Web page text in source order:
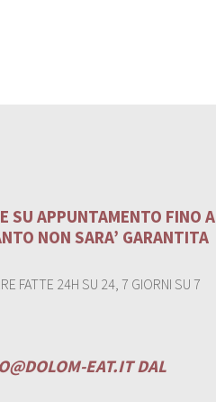
SU APPUNTAMENTO FINO A
NON SARA’ GARANTITA
FATTE 24H SU 24, 7 GIORNI SU 7
EAT.ITDAL